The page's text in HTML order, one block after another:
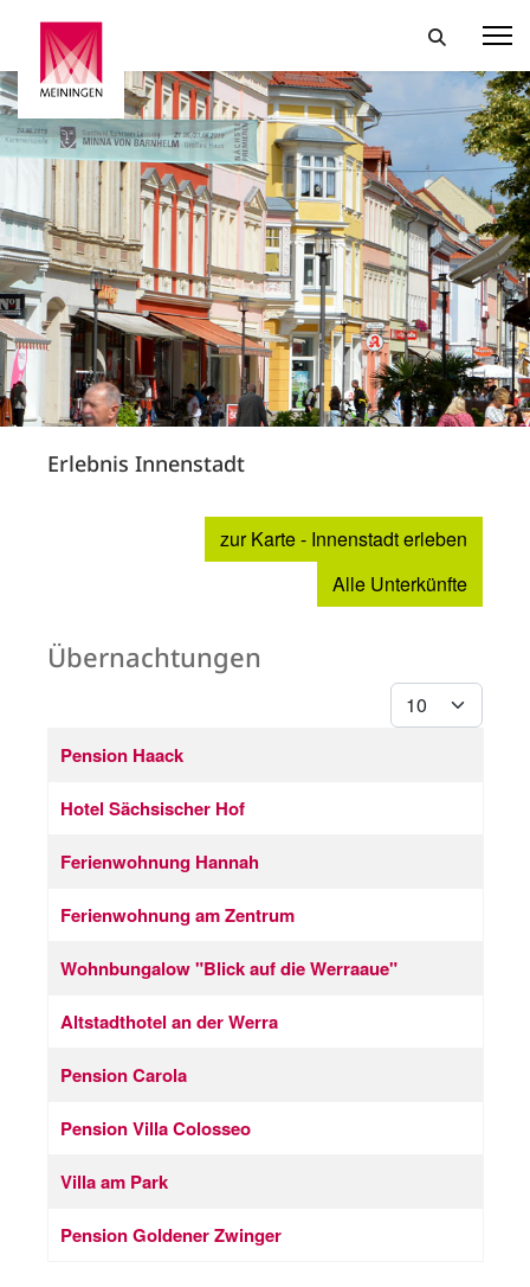
Erlebnis Innenstadt
zur Karte - Innenstadt erleben
Alle Unterkünfte
Übernachtungen
Anzeige #
Titel
Pension Haack
Hotel Sächsischer Hof
Ferienwohnung Hannah
Ferienwohnung am Zentrum
Wohnbungalow "Blick auf die Werraaue"
Altstadthotel an der Werra
Pension Carola
Pension Villa Colosseo
Villa am Park
Pension Goldener Zwinger